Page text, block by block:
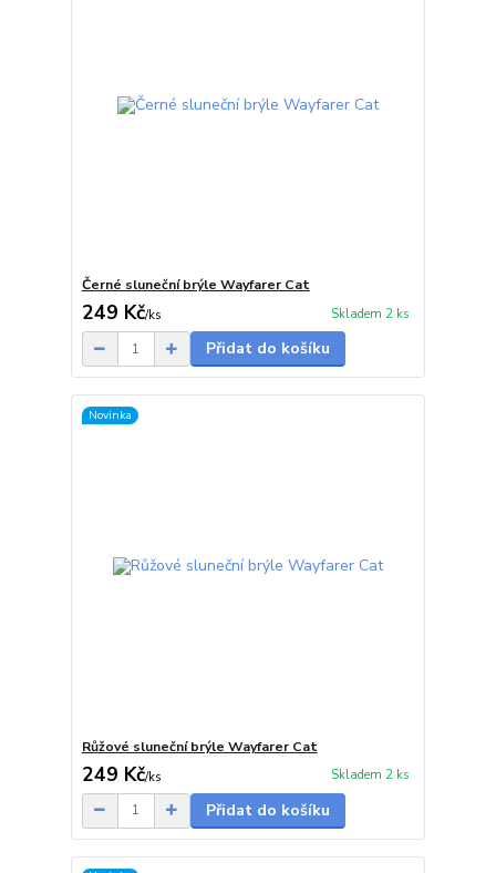
Černé sluneční brýle Wayfarer Cat
249 Kč/ks Skladem 2 ks
Přidat do košíku
Novinka
Růžové sluneční brýle Wayfarer Cat
249 Kč/ks Skladem 2 ks
Přidat do košíku